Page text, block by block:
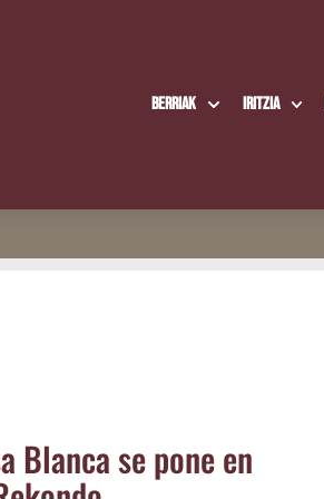
Berriak Iritzia
Blan­ca se pone en